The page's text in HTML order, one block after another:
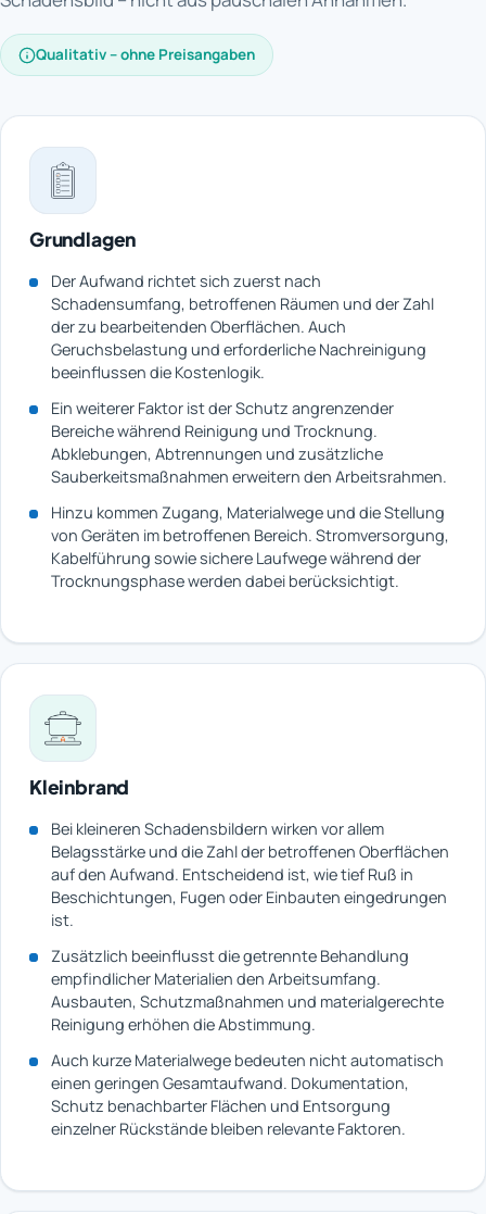
Qualitativ – ohne Preisangaben
Grundlagen
Der Aufwand richtet sich zuerst nach
Schadensumfang, betroffenen Räumen und der Zahl
der zu bearbeitenden Oberflächen. Auch
Geruchsbelastung und erforderliche Nachreinigung
beeinflussen die Kostenlogik.
Ein weiterer Faktor ist der Schutz angrenzender
Bereiche während Reinigung und Trocknung.
Abklebungen, Abtrennungen und zusätzliche
Sauberkeitsmaßnahmen erweitern den Arbeitsrahmen.
Hinzu kommen Zugang, Materialwege und die Stellung
von Geräten im betroffenen Bereich. Stromversorgung,
Kabelführung sowie sichere Laufwege während der
Trocknungsphase werden dabei berücksichtigt.
Kleinbrand
Bei kleineren Schadensbildern wirken vor allem
Belagsstärke und die Zahl der betroffenen Oberflächen
auf den Aufwand. Entscheidend ist, wie tief Ruß in
Beschichtungen, Fugen oder Einbauten eingedrungen
ist.
Zusätzlich beeinflusst die getrennte Behandlung
empfindlicher Materialien den Arbeitsumfang.
Ausbauten, Schutzmaßnahmen und materialgerechte
Reinigung erhöhen die Abstimmung.
Auch kurze Materialwege bedeuten nicht automatisch
einen geringen Gesamtaufwand. Dokumentation,
Schutz benachbarter Flächen und Entsorgung
einzelner Rückstände bleiben relevante Faktoren.